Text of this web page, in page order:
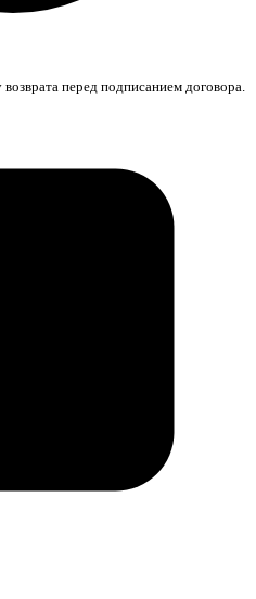
перед подписанием договора.